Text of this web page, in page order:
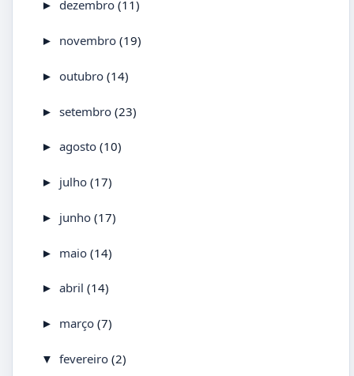
► dezembro (11)
► novembro (19)
► outubro (14)
► setembro (23)
► agosto (10)
► julho (17)
► junho (17)
► maio (14)
► abril (14)
► março (7)
▼ fevereiro (2)